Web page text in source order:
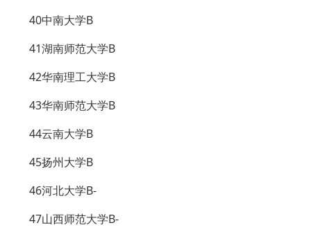
40中南大学B
41湖南师范大学B
42华南理工大学B
43华南师范大学B
44云南大学B
45扬州大学B
46河北大学B-
47山西师范大学B-